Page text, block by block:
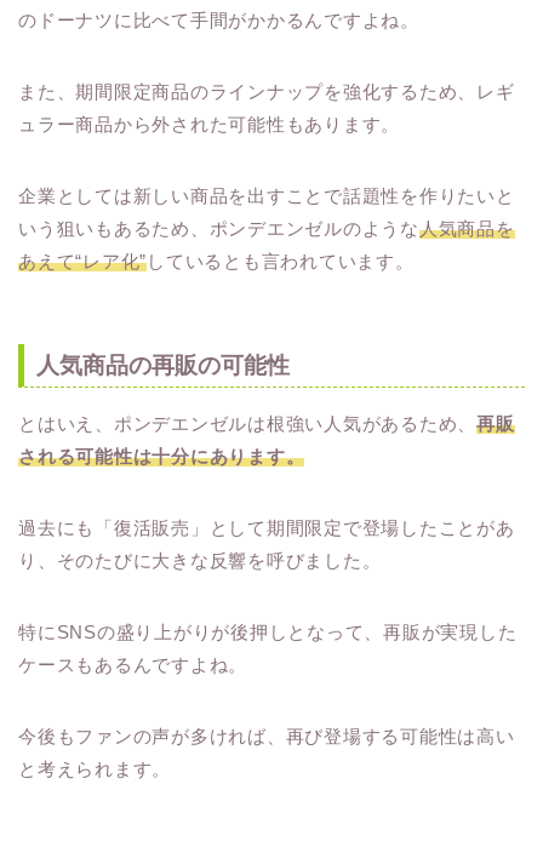
のドーナツに比べて手間がかかるんですよね。
また、期間限定商品のラインナップを強化するため、レギ
ュラー商品から外された可能性もあります。
企業としては新しい商品を出すことで話題性を作りたいと
いう狙いもあるため、ポンデエンゼルのような人気商品を
あえて“レア化”しているとも言われています。
人気商品の再販の可能性
とはいえ、ポンデエンゼルは根強い人気があるため、再販
される可能性は十分にあります。
過去にも「復活販売」として期間限定で登場したことがあ
り、そのたびに大きな反響を呼びました。
特にSNSの盛り上がりが後押しとなって、再販が実現した
ケースもあるんですよね。
今後もファンの声が多ければ、再び登場する可能性は高い
と考えられます。